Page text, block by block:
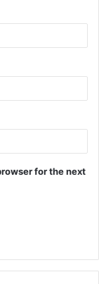
for the next